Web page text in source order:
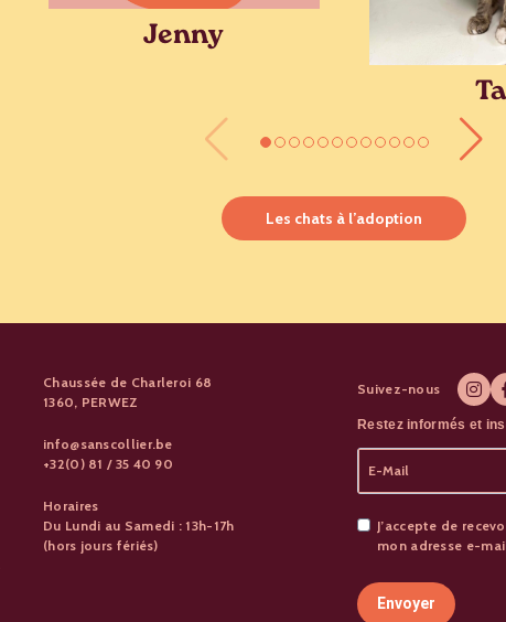
Jenny
Les chats à l’adoption
Chaussée de Charleroi 68
1360, PERWEZ
info@sanscollier.be
+32(0) 81 / 35 40 90
Horaires
Du Lundi au Samedi : 13h-17h
(hors jours fériés)
Suivez-nous
Restez informés et
J’accepte de
mon adresse e-
Envoyer